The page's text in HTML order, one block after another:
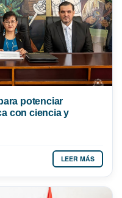
potenciar
con ciencia y
LEER MÁS